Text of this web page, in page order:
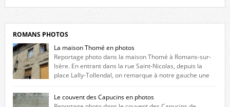
ROMANS PHOTOS
La maison Thomé en photos
Reportage photo dans la maison Thomé à Romans-sur-
Isère. En entrant dans la rue Saint-Nicolas, depuis la
place Lally-Tollendal, on remarque à notre gauche une
maison construite au XVIè siècle. Les deux façades sont ornées de
fenêtres jumelles à meneaux. Entre ces deux étages, on peut voir une
niche qui contient une statue de la Vierge. […]
Le couvent des Capucins en photos